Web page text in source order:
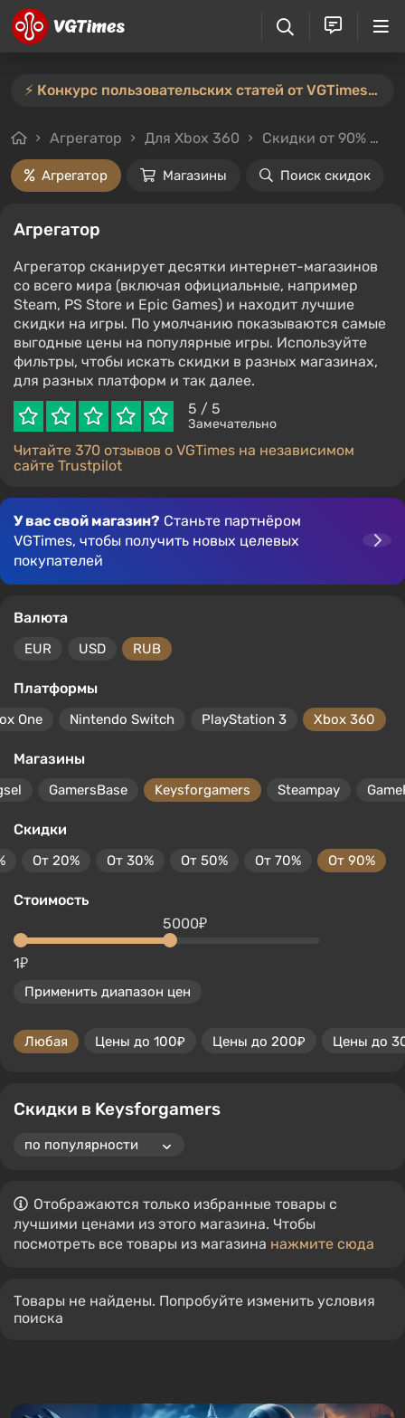
⚡️ Конкурс пользовательских статей от VGTimes продлён — участвуйте тут ⚡️
Агрегатор Для Xbox 360 Скидки от 90%
Агрегатор Магазины Поиск скидок
Агрегатор
Агрегатор сканирует десятки интернет-магазинов
со всего мира (включая официальные, например
Steam, PS Store и Epic Games) и находит лучшие
скидки на игры. По умолчанию показываются самые
выгодные цены на популярные игры. Используйте
фильтры, чтобы искать скидки в разных магазинах,
для разных платформ и так далее.
5 / 5
Замечательно
Читайте 370 отзывов о VGTimes на независимом
сайте Trustpilot
У вас свой магазин? Станьте партнёром
VGTimes, чтобы получить новых целевых
покупателей
Валюта
EUR USD RUB
Платформы
One Nintendo Switch PlayStation 3 Xbox 360
Магазины
GamersBase Keysforgamers Steampay
Скидки
От 20% От 30% От 50% От 70% От 90%
Стоимость
1₽
5000₽
Применить диапазон цен
Любая Цены до 100₽ Цены до 200₽ Цены до
Скидки в Keysforgamers
Отображаются только избранные товары с
лучшими ценами из этого магазина. Чтобы
посмотреть все товары из магазина нажмите сюда
Товары не найдены. Попробуйте изменить условия
поиска